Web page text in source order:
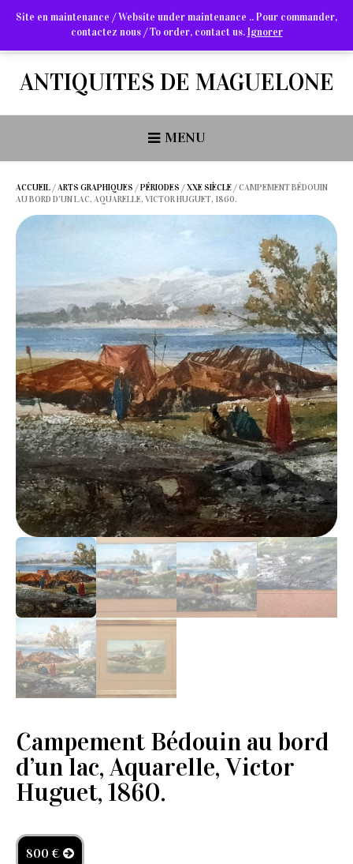
Arts Graphiques & Livres Anciens
ANTIQUITES DE MAGUELONE
MENU
ACCUEIL /ARTS GRAPHIQUES /PÉRIODES /XXE SIÈCLE / CAMPEMENT BÉDOUIN
AU BORD D’UN LAC, AQUARELLE, VICTOR HUGUET, 1860.
Campement Bédouin au bord
d’un lac, Aquarelle, Victor
Huguet, 1860.
800 €
Site en maintenance / Website under maintenance .. Pour commander,
contactez nous / To order, contact us.Ignorer